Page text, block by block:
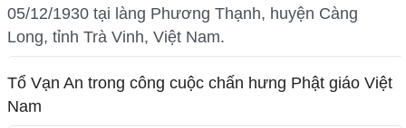
05/12/1930 tại làng Phương Thạnh, huyện Càng
Long, tỉnh Trà Vinh, Việt Nam.
Tổ Vạn An trong công cuộc chấn hưng Phật giáo Việt
Nam